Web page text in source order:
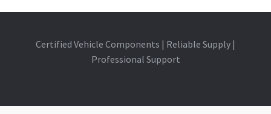
Certified Vehicle Components | Reliable Supply |
Professional Support